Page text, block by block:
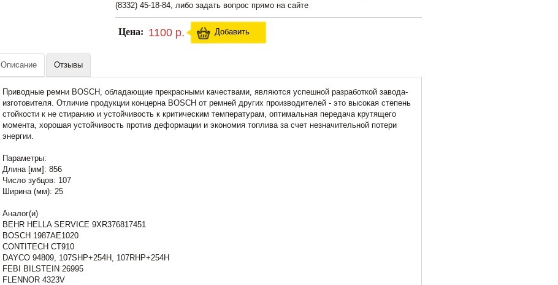
(8332) 45-18-84, либо задать вопрос прямо на сайте
Цена: 1100 р. Добавить
Описание Отзывы
Приводные ремни BOSCH, обладающие прекрасными качествами, являются успешной разработкой завода-
изготовителя. Отличие продукции концерна BOSCH от ремней других производителей - это высокая степень
стойкости к не стиранию и устойчивость к критическим температурам, оптимальная передача крутящего
момента, хорошая устойчивость против деформации и экономия топлива за счет незначительной потери
энергии.
Параметры:
Длина [мм]: 856
Число зубцов: 107
Ширина (мм): 25
Аналог(и)
BEHR HELLA SERVICE 9XR376817451
BOSCH 1987AE1020
CONTITECH CT910
DAYCO 94809, 107SHP+254H, 107RHP+254H
FEBI BILSTEIN 26995
FLENNOR 4323V